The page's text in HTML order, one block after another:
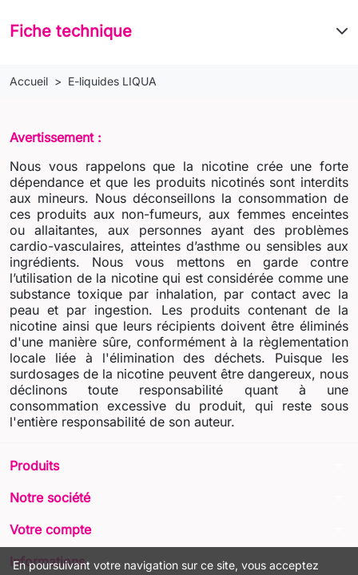
En poursuivant votre navigation sur ce site, vous acceptez
Fiche technique
Accueil E-liquides LIQUA
Avertissement :
Nous vous rappelons que la nicotine crée une forte
dépendance et que les produits nicotinés sont interdits
aux mineurs. Nous déconseillons la consommation de
ces produits aux non-fumeurs, aux femmes enceintes
ou allaitantes, aux personnes ayant des problèmes
cardio-vasculaires, atteintes d’asthme ou sensibles aux
ingrédients. Nous vous mettons en garde contre
l’utilisation de la nicotine qui est considérée comme une
substance toxique par inhalation, par contact avec la
peau et par ingestion. Les produits contenant de la
nicotine ainsi que leurs récipients doivent être éliminés
d'une manière sûre, conformément à la règlementation
locale liée à l'élimination des déchets. Puisque les
surdosages de la nicotine peuvent être dangereux, nous
déclinons toute responsabilité quant à une
consommation excessive du produit, qui reste sous
l'entière responsabilité de son auteur.
Produits
Notre société
Votre compte
Informations